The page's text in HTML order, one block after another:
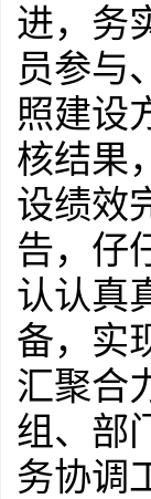
进，务
员参与
照建设
核结果
设绩效
告，仔
认认真
备，实
汇聚合
组、部
务协调